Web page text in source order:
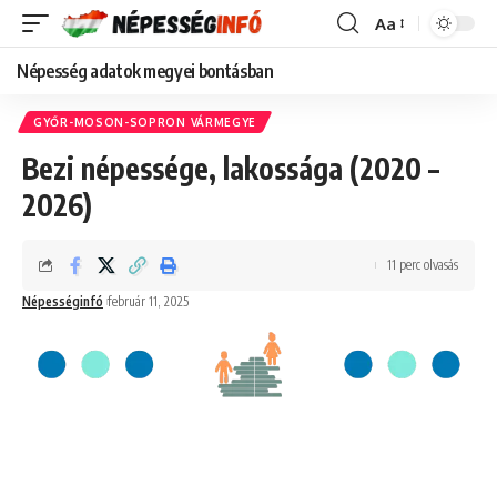
Font
Aa
Népesség adatok megyei bontásban
GYŐR-MOSON-SOPRON VÁRMEGYE
Bezi népessége, lakossága (2020 –
2026)
Népességinfó február 11, 2025
11 perc olvasás